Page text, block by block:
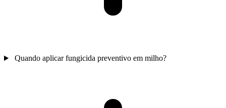
Quando aplicar fungicida preventivo em milho?